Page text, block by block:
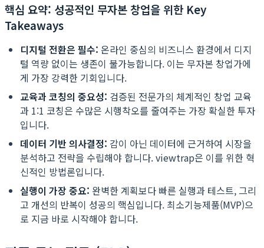
핵심 요약: 성공적인 무자본 창업을 위한 Key
Takeaways
디지털 전환은 필수: 온라인 중심의 비즈니스 환경에서 디지
털 역량 없이는 생존이 불가능합니다. 이는 무자본 창업가에
게 가장 강력한 기회입니다.
교육과 코칭의 중요성: 검증된 전문가의 체계적인 창업 교육
과 1:1 코칭은 수많은 시행착오를 줄여주는 가장 확실한 투자
입니다.
데이터 기반 의사결정: 감이 아닌 데이터에 근거하여 시장을
분석하고 전략을 수립해야 합니다. viewtrap은 이를 위한 혁
신적인 방법론입니다.
실행이 가장 중요: 완벽한 계획보다 빠른 실행과 테스트, 그리
고 개선의 반복이 성공의 핵심입니다. 최소기능제품(MVP)으
로 지금 바로 시작해야 합니다.